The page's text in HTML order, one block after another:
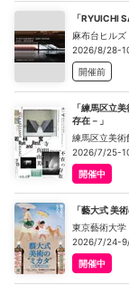
「RYUICHI
麻布台ヒルズ
2026/8/28-
開催前
「練馬区立
存在－」
練馬区立美術
2026/7/25-
開催中
「藝大式 美
東京藝術大学
2026/7/24-
開催中